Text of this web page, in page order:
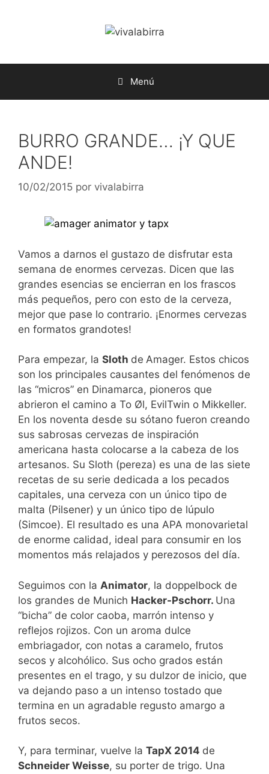
Menú
BURRO GRANDE… ¡Y QUE
ANDE!
10/02/2015 por vivalabirra
Vamos a darnos el gustazo de disfrutar esta
semana de enormes cervezas. Dicen que las
grandes esencias se encierran en los frascos
más pequeños, pero con esto de la cerveza,
mejor que pase lo contrario. ¡Enormes cervezas
en formatos grandotes!
Para empezar, la Sloth de Amager. Estos chicos
son los principales causantes del fenómenos de
las “micros” en Dinamarca, pioneros que
abrieron el camino a To Øl, EvilTwin o Mikkeller.
En los noventa desde su sótano fueron creando
sus sabrosas cervezas de inspiración
americana hasta colocarse a la cabeza de los
artesanos. Su Sloth (pereza) es una de las siete
recetas de su serie dedicada a los pecados
capitales, una cerveza con un único tipo de
malta (Pilsener) y un único tipo de lúpulo
(Simcoe). El resultado es una APA monovarietal
de enorme calidad, ideal para consumir en los
momentos más relajados y perezosos del día.
Seguimos con la Animator, la doppelbock de
los grandes de Munich Hacker-Pschorr. Una
“bicha” de color caoba, marrón intenso y
reflejos rojizos. Con un aroma dulce
embriagador, con notas a caramelo, frutos
secos y alcohólico. Sus ocho grados están
presentes en el trago, y su dulzor de inicio, que
va dejando paso a un intenso tostado que
termina en un agradable regusto amargo a
frutos secos.
Y, para terminar, vuelve la TapX 2014 de
Schneider Weisse, su porter de trigo. Una